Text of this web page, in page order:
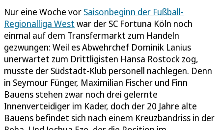
Nur eine Woche vor Saisonbeginn der Fußball-
Regionalliga West war der SC Fortuna Köln noch
einmal auf dem Transfermarkt zum Handeln
gezwungen: Weil es Abwehrchef Dominik Lanius
unerwartet zum Drittligisten Hansa Rostock zog,
musste der Südstadt-Klub personell nachlegen. Denn
in Seymour Fünger, Maximilian Fischer und Finn
Bauens stehen zwar noch drei gelernte
Innenverteidiger im Kader, doch der 20 Jahre alte
Bauens befindet sich nach einem Kreuzbandriss in der